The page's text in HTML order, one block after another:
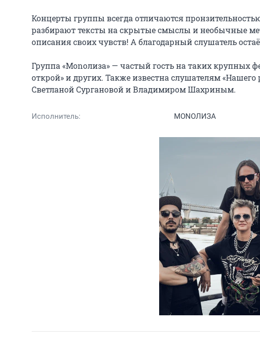
Концерты группы всегда отличаются
разбирают тексты на скрытые смыслы и необычные
описания своих чувств! А благодарный слушатель
Группа «Monoлиза» — частый гость на таких крупных
открой» и других. Также известна слушателям «Нашего
Светланой Сургановой и Владимиром Шахриным.
Исполнитель: MONOЛИЗА